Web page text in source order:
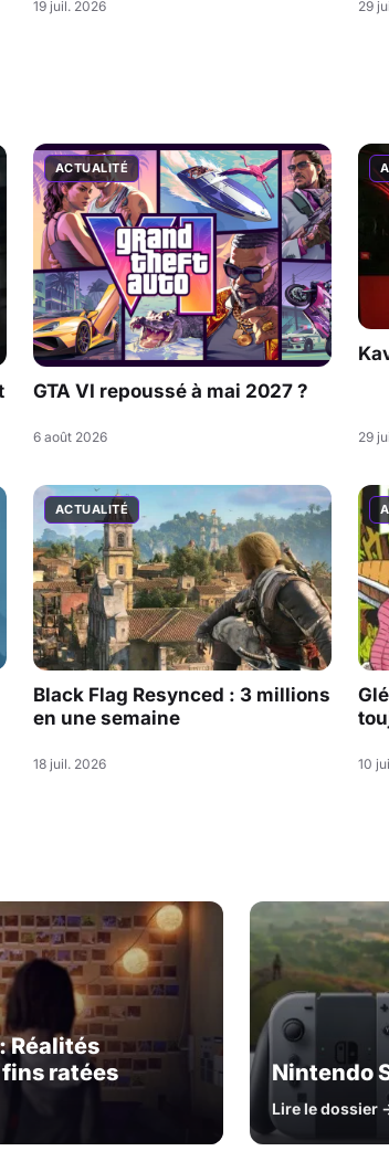
19 juil. 2026 29
ACTUALITÉ
GTA VI repoussé à mai 2027 ?
6 août 2026 29
ACTUALITÉ
Black Flag Resynced : 3 millions
en une semaine
18 juil. 2026 10
Réalités
ratées
Nintendo
Lire le dossier